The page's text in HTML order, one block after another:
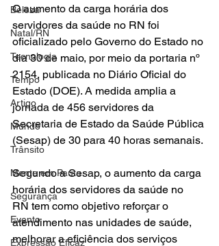
Beleza
Natal/RN
Tecnologia
Tempo
Artigo
Mundo
Trânsito
Mente em Pauta
Segurança
Evento
Expressão Eficaz
O aumento da carga horária dos
servidores da saúde no RN foi
oficializado pelo Governo do Estado no
dia 30 de maio, por meio da portaria nº
2154, publicada no Diário Oficial do
Estado (DOE). A medida amplia a
jornada de 456 servidores da
Secretaria de Estado da Saúde Pública
(Sesap) de 30 para 40 horas semanais.
Segundo a Sesap, o aumento da carga
horária dos servidores da saúde no
RN tem como objetivo reforçar o
atendimento nas unidades de saúde,
melhorar a eficiência dos serviços